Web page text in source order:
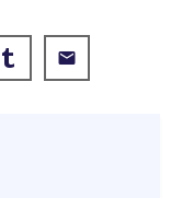
email